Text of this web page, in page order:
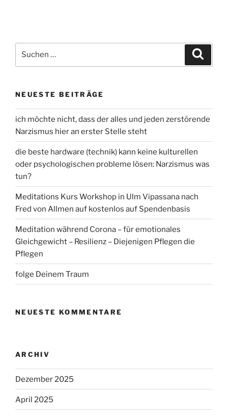
nach:
NEUESTE BEITRÄGE
ich möchte nicht, dass der alles und jeden zerstörende
Narzismus hier an erster Stelle steht
die beste hardware (technik) kann keine kulturellen
oder psychologischen probleme lösen: Narzismus was
tun?
Meditations Kurs Workshop in Ulm Vipassana nach
Fred von Allmen auf kostenlos auf Spendenbasis
Meditation während Corona – für emotionales
Gleichgewicht – Resilienz – Diejenigen Pflegen die
Pflegen
folge Deinem Traum
NEUESTE KOMMENTARE
ARCHIV
Dezember 2025
April 2025